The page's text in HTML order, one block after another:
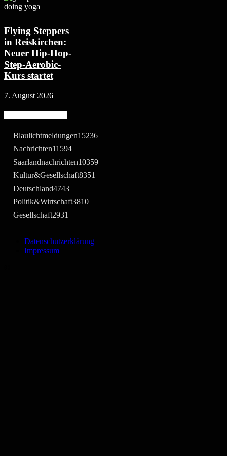
Flying Steppers
in Reiskirchen:
Neuer Hip-Hop-
Step-Aerobic-
Kurs startet
7. August 2026
Blaulichtmeldungen15236
Nachrichten11594
Saarlandnachrichten10359
Kultur&Gesellschaft8351
Deutschland4743
Politik&Wirtschaft3810
Gesellschaft2931
Datenschutzerklärung
Impressum